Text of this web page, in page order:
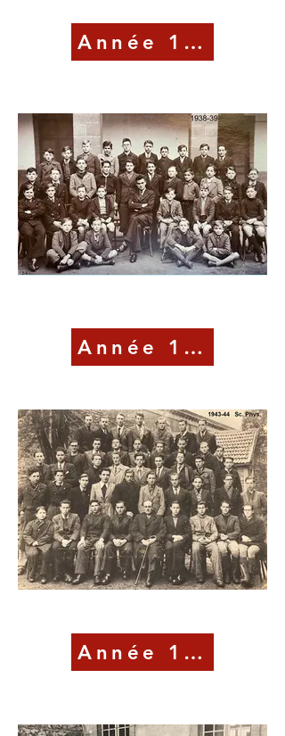
Année 1938-39
Année 1943-44
Année 1944-45